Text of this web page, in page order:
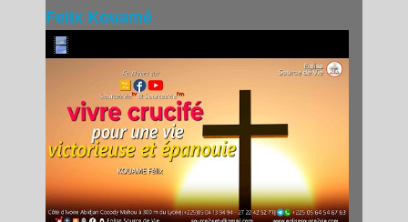
Felix Kouamé